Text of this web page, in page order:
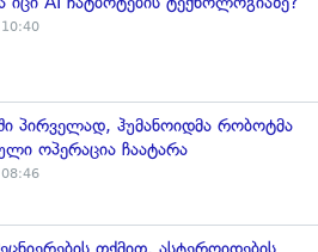
10:40
პირველად, ჰუმანოიდმა რობოტმა
ოპერაცია ჩაატარა
08:46